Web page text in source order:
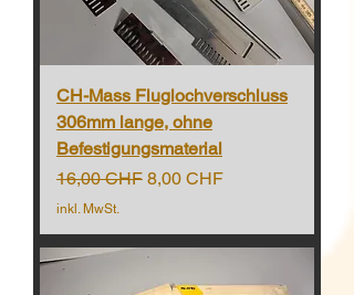
CH-Mass Fluglochverschluss
306mm lange, ohne
Befestigungsmaterial
Standardpreis
16,00 CHF Sale-Preis
8,00 CHF
inkl. MwSt.